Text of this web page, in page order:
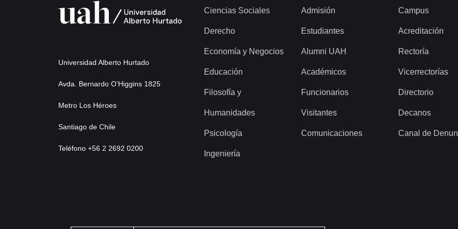
Universidad Alberto Hurtado
Avda. Bernardo O’Higgins 1825
Metro Los Héroes
Santiago de Chile
Teléfono +56 2 2692 0200
Ciencias Sociales
Derecho
Economía y Negocios
Educación
Filosofía y
Humanidades
Psicología
Ingeniería
Admisión
Estudiantes
Alumni UAH
Académicos
Funcionarios
Visitantes
Comunicaciones
Campus
Acreditación
Rectoría
Vicerrectorías
Directorio
Decanos
Canal de